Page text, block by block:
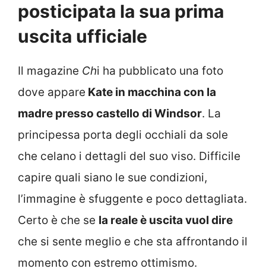
posticipata la sua prima
uscita ufficiale
Il magazine Chi ha pubblicato una foto
dove appare Kate in macchina con la
madre presso castello di Windsor. La
principessa porta degli occhiali da sole
che celano i dettagli del suo viso. Difficile
capire quali siano le sue condizioni,
l’immagine è sfuggente e poco dettagliata.
Certo è che se la reale è uscita vuol dire
che si sente meglio e che sta affrontando il
momento con estremo ottimismo.